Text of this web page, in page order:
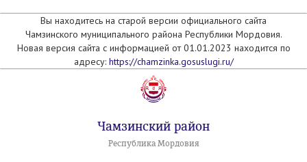
Вы находитесь на старой версии официального сайта
Чамзинского муниципального района Республики Мордовия.
Новая версия сайта с информацией от 01.01.2023 находится по
адресу: https://chamzinka.gosuslugi.ru/
Чамзинский район
Республика Мордовия